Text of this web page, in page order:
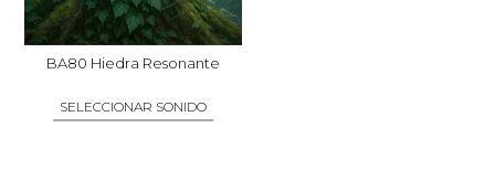
pueden
la
BA80 Hiedra Resonante
SELECCIONAR SONIDO